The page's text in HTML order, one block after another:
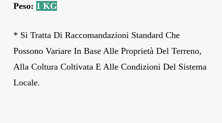
Peso: 1 KG
* Si Tratta Di Raccomandazioni Standard Che
Possono Variare In Base Alle Proprietà Del Terreno,
Alla Coltura Coltivata E Alle Condizioni Del Sistema
Locale.